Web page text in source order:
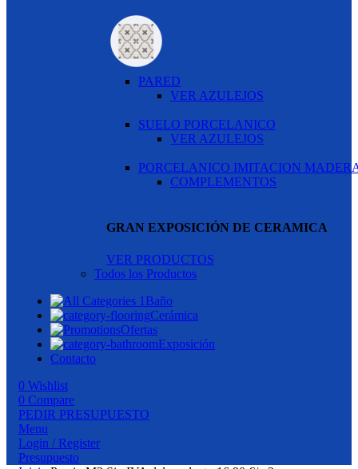
PARED
VER AZULEJOS
SUELO PORCELANICO
VER AZULEJOS
PORCELANICO IMITACION
COMPLEMENTOS
GRAN EXPOSICIÓN DE CERAMICA
VER PRODUCTOS
Todos los Productos
Baño
Cerámica
Ofertas
Exposición
Contacto
0 Wishlist
0 Compare
PEDIR PRESUPUESTO
Menu
Login / Register
Presupuesto